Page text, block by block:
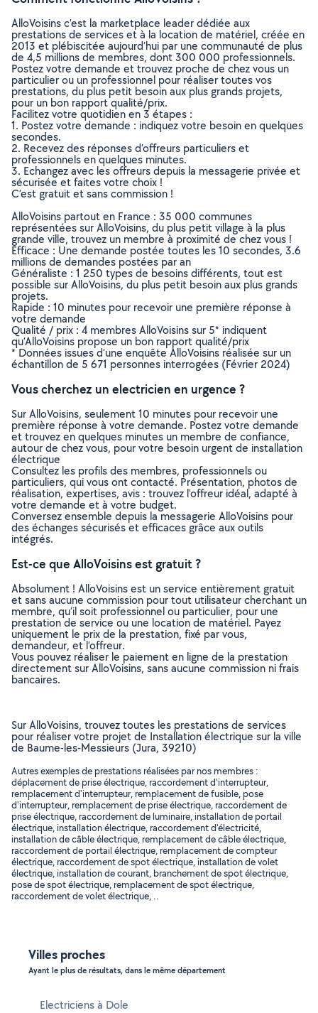
AlloVoisins c’est la marketplace leader dédiée aux
prestations de services et à la location de matériel, créée en
2013 et plébiscitée aujourd’hui par une communauté de plus
de 4,5 millions de membres, dont 300 000 professionnels.
Postez votre demande et trouvez proche de chez vous un
particulier ou un professionnel pour réaliser toutes vos
prestations, du plus petit besoin aux plus grands projets,
pour un bon rapport qualité/prix.
Facilitez votre quotidien en 3 étapes :
1. Postez votre demande : indiquez votre besoin en quelques
secondes.
2. Recevez des réponses d’offreurs particuliers et
professionnels en quelques minutes.
3. Echangez avec les offreurs depuis la messagerie privée et
sécurisée et faites votre choix !
C’est gratuit et sans commission !
AlloVoisins partout en France : 35 000 communes
représentées sur AlloVoisins, du plus petit village à la plus
grande ville, trouvez un membre à proximité de chez vous !
Efficace : Une demande postée toutes les 10 secondes, 3.6
millions de demandes postées par an
Généraliste : 1 250 types de besoins différents, tout est
possible sur AlloVoisins, du plus petit besoin aux plus grands
projets.
Rapide : 10 minutes pour recevoir une première réponse à
votre demande
Qualité / prix : 4 membres AlloVoisins sur 5* indiquent
qu’AlloVoisins propose un bon rapport qualité/prix
* Données issues d’une enquête AlloVoisins réalisée sur un
échantillon de 5 671 personnes interrogées (Février 2024)
Vous cherchez un electricien en urgence ?
Sur AlloVoisins, seulement 10 minutes pour recevoir une
première réponse à votre demande. Postez votre demande
et trouvez en quelques minutes un membre de confiance,
autour de chez vous, pour votre besoin urgent de installation
électrique
Consultez les profils des membres, professionnels ou
particuliers, qui vous ont contacté. Présentation, photos de
réalisation, expertises, avis : trouvez l'offreur idéal, adapté à
votre demande et à votre budget.
Conversez ensemble depuis la messagerie AlloVoisins pour
des échanges sécurisés et efficaces grâce aux outils
intégrés.
Est-ce que AlloVoisins est gratuit ?
Absolument ! AlloVoisins est un service entièrement gratuit
et sans aucune commission pour tout utilisateur cherchant un
membre, qu’il soit professionnel ou particulier, pour une
prestation de service ou une location de matériel. Payez
uniquement le prix de la prestation, fixé par vous,
demandeur, et l’offreur.
Vous pouvez réaliser le paiement en ligne de la prestation
directement sur AlloVoisins, sans aucune commission ni frais
bancaires.
Sur AlloVoisins, trouvez toutes les prestations de services
pour réaliser votre projet de Installation électrique sur la ville
de Baume-les-Messieurs (Jura, 39210)
Autres exemples de prestations réalisées par nos membres :
déplacement de prise électrique, raccordement d'interrupteur,
remplacement d'interrupteur, remplacement de fusible, pose
d'interrupteur, remplacement de prise électrique, raccordement de
prise électrique, raccordement de luminaire, installation de portail
électrique, installation électrique, raccordement d'électricité,
installation de câble électrique, remplacement de câble électrique,
raccordement de portail électrique, remplacement de compteur
électrique, raccordement de spot électrique, installation de volet
électrique, installation de courant, branchement de spot électrique,
pose de spot électrique, remplacement de spot électrique,
raccordement de volet électrique, ..
Villes proches
Ayant le plus de résultats, dans le même département
Electriciens à Dole